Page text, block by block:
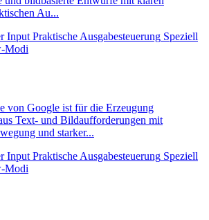
Au...
Input Praktische Ausgabesteuerung Speziell
Modi
von Google ist für die Erzeugung
Text- und Bildaufforderungen mit
und starker...
Input Praktische Ausgabesteuerung Speziell
Modi